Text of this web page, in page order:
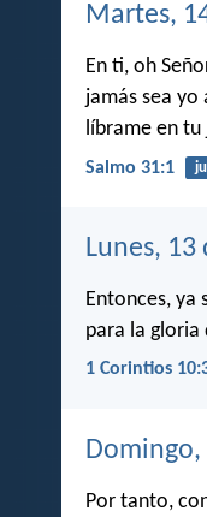
Martes,
En ti, oh
jamás sea yo
líbrame en tu
Salmo 31:1
Lunes, 13
Entonces, ya
para la gloria
1 Corintios
Domingo,
Por tanto,